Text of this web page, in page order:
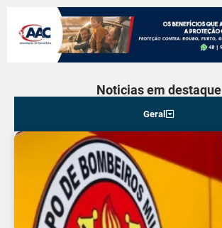
Noticias em destaque
Geral